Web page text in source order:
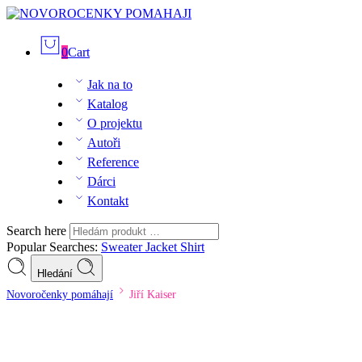
0Cart
Jak na to
Katalog
O projektu
Autoři
Reference
Dárci
Kontakt
Search here
Popular Searches: SweaterJacket Shirt
Hledání
Novoročenky pomáhají Jiří Kaiser